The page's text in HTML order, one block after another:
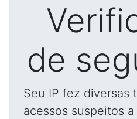
de
Seu IP fez diversas
acessos suspeitos